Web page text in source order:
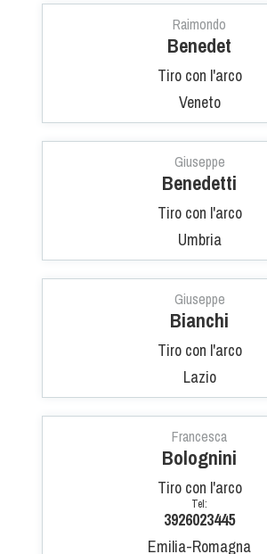
Raimondo
Benedet
Tiro con l'arco
Veneto
Giuseppe
Benedetti
Tiro con l'arco
Umbria
Giuseppe
Bianchi
Tiro con l'arco
Lazio
Francesca
Bolognini
Tiro con l'arco
Tel:
3926023445
Emilia-Romagna